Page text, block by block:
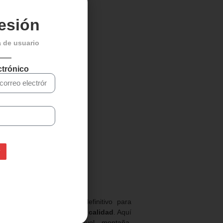
Veloaxe, tu destino definitivo para
de ciclismo de alta calidad . Aquí
de usuario